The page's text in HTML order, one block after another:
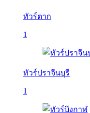
ทัวร์ตาก
1
ทัวร์ปราจีนบุรี
1